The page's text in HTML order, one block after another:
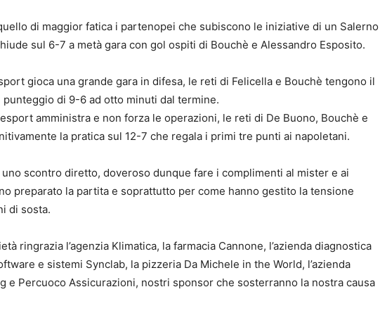
di maggior fatica i partenopei che subiscono le iniziative di un Salerno
sul 6-7 a metà gara con gol ospiti di Bouchè e Alessandro Esposito.
gioca una grande gara in difesa, le reti di Felicella e Bouchè tengono il
punteggio di 9-6 ad otto minuti dal termine.
amministra e non forza le operazioni, le reti di De Buono, Bouchè e
la pratica sul 12-7 che regala i primi tre punti ai napoletani.
scontro diretto, doveroso dunque fare i complimenti al mister e ai
preparato la partita e soprattutto per come hanno gestito la tensione
di sosta.
ringrazia l’agenzia Klimatica, la farmacia Cannone, l’azienda diagnostica
e sistemi Synclab, la pizzeria Da Michele in the World, l’azienda
e Percuoco Assicurazioni, nostri sponsor che sosterranno la nostra causa